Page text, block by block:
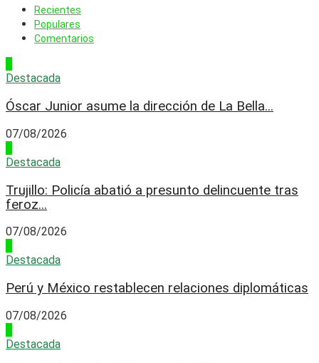
Recientes
Populares
Comentarios
Destacada
Óscar Junior asume la dirección de La Bella...
07/08/2026
Destacada
Trujillo: Policía abatió a presunto delincuente tras
feroz...
07/08/2026
Destacada
Perú y México restablecen relaciones diplomáticas
07/08/2026
Destacada